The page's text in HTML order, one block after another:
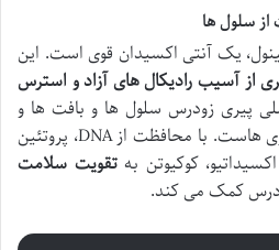
سلول ها
یک آنتی اکسیدان قوی است. این
از آسیب رادیکال های آزاد و استرس
پیری زودرس سلول ها و بافت ها و
همچنین بروز بسیاری از بیماری هاست. با محافظت از DNA، پروتئین
کوکیوتن بهتقویت سلامت
کمک می کند.